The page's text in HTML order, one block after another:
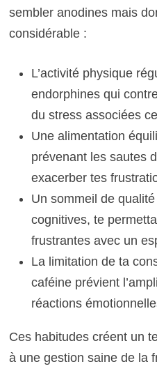
sembler anodines mais
considérable :
L’activité physique
endorphines qui
du stress associées
Une alimentation
prévenant les sautes
exacerber tes
Un sommeil de
cognitives, te
frustrantes avec un
La limitation de ta
caféine prévient
réactions
Ces habitudes créent un
à une gestion saine de la